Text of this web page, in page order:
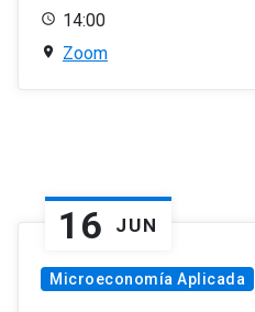
14:00
Zoom
16 JUN
Microeconomía Aplicada